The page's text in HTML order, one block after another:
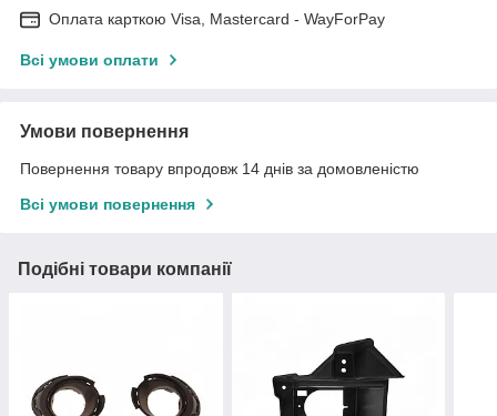
Оплата карткою Visa, Mastercard - WayForPay
Всі умови оплати
Умови повернення
Повернення товару впродовж 14 днів за домовленістю
Всі умови повернення
Подібні товари компанії